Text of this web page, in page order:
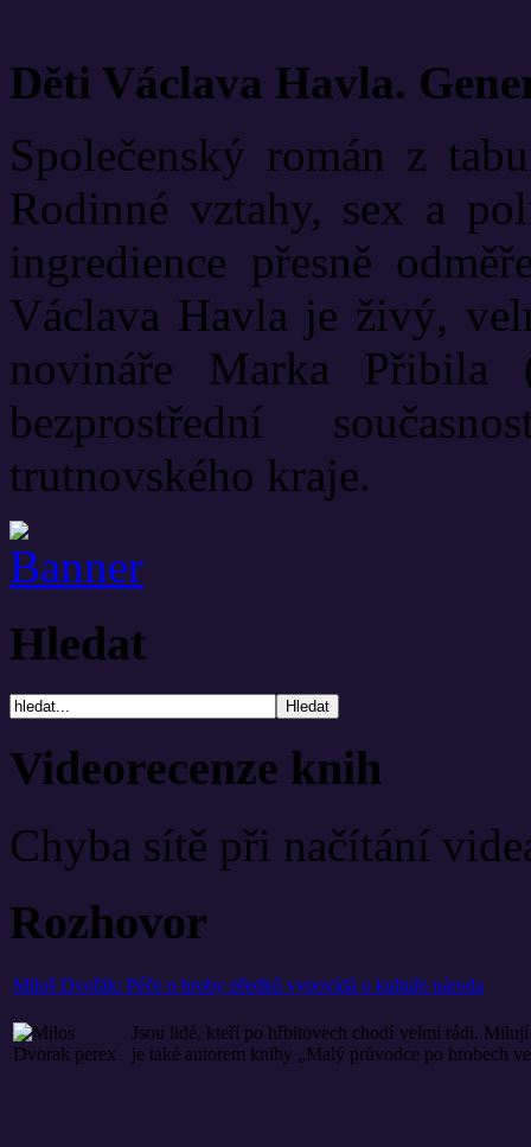
Děti Václava Havla.
Společenský román z
Rodinné vztahy, sex a
ingredience přesně
Václava Havla je živý,
novináře Marka Přibila
bezprostřední
trutnovského kraje.
Hledat
Videorecenze knih
Chyba sítě při načítání
Rozhovor
Miloš Dvořák: Péče o hroby předků vypovídá o kultuře národa
Jsou lidé, kteří po hřbitovech chodí velmi rádi.
je také autorem knihy „Malý průvodce po hrobech